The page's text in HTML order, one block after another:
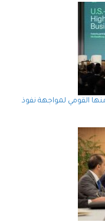
القومي لمواجهة نفوذ